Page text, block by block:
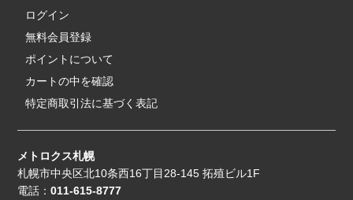
ログイン
無料会員登録
ポイントについて
カートの中を確認
特定商取引法に基づく表記
メトロクス札幌
札幌市中央区北10条西16丁目28-145 拓殖ビル1F
電話：011-615-8777